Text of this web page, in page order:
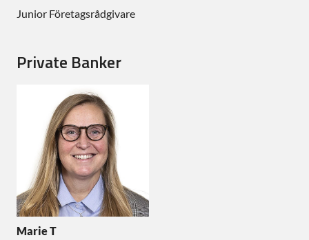
Junior Företagsrådgivare
Private Banker
Marie T